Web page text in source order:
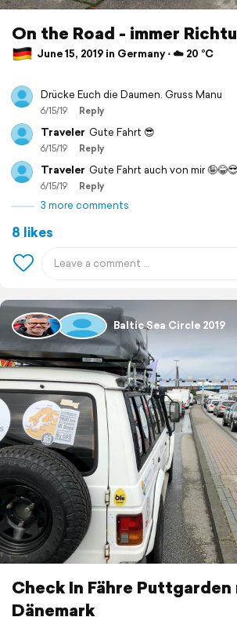
On the Road - immer
June 15, 2019 in Germany ⋅ ☁️ 20 °C
Drücke Euch die Daumen. Gruss Manu
6/15/19 Reply
Traveler Gute Fahrt 😎
6/15/19 Reply
Traveler Gute Fahrt auch von mir 🤪😂😎
6/15/19 Reply
3 more comments
8 likes
Baltic Sea Circle 2019
Check In Fähre Puttgarden
Dänemark